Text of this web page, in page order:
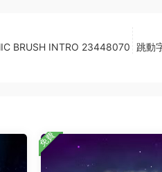
BRUSH INTRO 23448070
跳動
免費